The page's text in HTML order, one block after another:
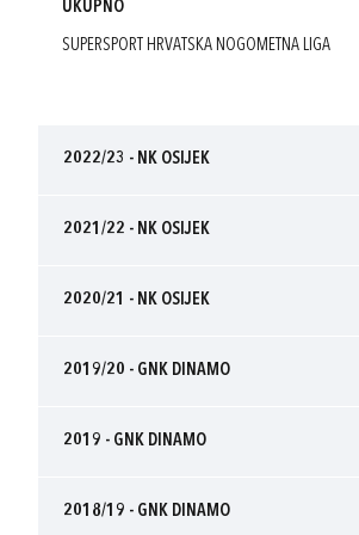
UKUPNO
SUPERSPORT HRVATSKA NOGOMETNA LIGA
2022/23 - NK OSIJEK
2021/22 - NK OSIJEK
2020/21 - NK OSIJEK
2019/20 - GNK DINAMO
2019 - GNK DINAMO
2018/19 - GNK DINAMO